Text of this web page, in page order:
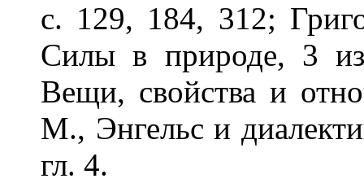
с. 129, 184, 312;
Силы в природе, 3
Вещи, свойства и
М., Энгельс и
гл. 4.